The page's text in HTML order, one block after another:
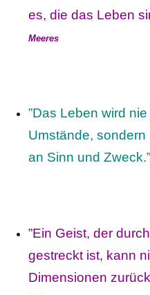
es, die das Leben
Meeres
”Das Leben wird
Umstände, sondern
an Sinn und
”Ein Geist, der
gestreckt ist, kann
Dimensionen